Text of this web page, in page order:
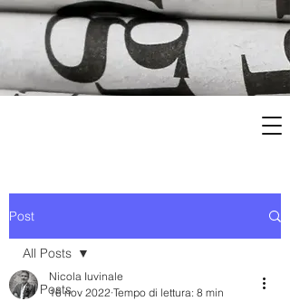
Post
All Posts
All Posts
Nicola Iuvinale
16 nov 2022 Tempo di lettura: 8 min